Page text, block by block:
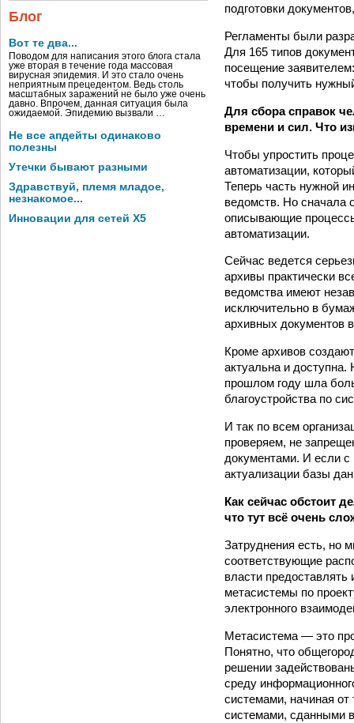
Блог
Вот те два...
Поводом для написания этого блога стала
уже вторая в течение года массовая
вирусная эпидемия. И это стало очень
неприятным прецедентом. Ведь столь
масштабных заражений не было уже очень
давно. Впрочем, данная ситуация была
ожидаемой. Эпидемию вызвали …
Не все апдейты одинаково
полезны
Утечки бывают разными
Здравствуй, племя младое,
незнакомое...
Инновации для сетей X5
подготовки
Регламенты были
Для 165 типов
посещение
чтобы получить
Для сбора справок
времени и сил. Что
Чтобы упростить
автоматизации,
Теперь часть нужной
ведомств. Но сначала
описывающие
автоматизации.
Сейчас ведется
архивы практически
ведомства имеют
исключительно в
архивных документов
Кроме архивов
актуальна и
прошлом году шла
благоустройства по
И так по всем
проверяем, не
документами. И если с
актуализации базы
Как сейчас обстоит
что тут всё очень
Затруднения есть, но
соответствующие
власти
метасистемы по
электронного
Метасистема — это
Понятно, что
решении
среду
системами, начиная от
системами, сданными